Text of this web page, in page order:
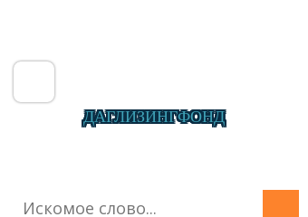
ДАГЛИЗИНГФОНД
О фонде